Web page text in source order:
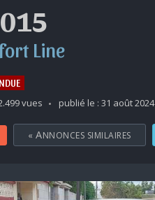
Line
vues publié le : 31 août 2024
« ANNONCES SIMILAIRES